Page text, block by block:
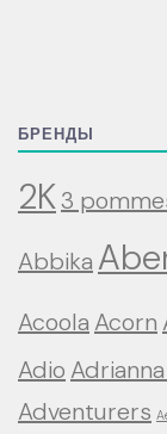
БРЕНДЫ
2K3
Abbika
Acoola Acorn
Adio
Adventurers